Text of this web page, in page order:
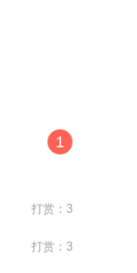
1
打赏：3
打赏：3